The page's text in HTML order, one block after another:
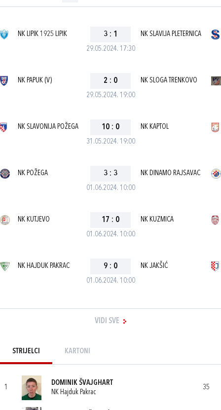
29.05.2024. 17:30
NK LIPIK 1925 LIPIK 3 : 1 NK SLAVIJA PLETERNICA
29.05.2024. 19:00
NK PAPUK (V) 2 : 0 NK SLOGA TRENKOVO
31.05.2024. 19:00
NK SLAVONIJA POŽEGA 10 : 0 NK KAPTOL
01.06.2024. 10:00
NK POŽEGA 3 : 3 NK DINAMO RAJSAVAC
01.06.2024. 10:00
NK KUTJEVO 17 : 0 NK KUZMICA
01.06.2024. 10:00
NK HAJDUK PAKRAC 9 : 0 NK JAKŠIĆ
VIDI SVE
STRIJELCI KARTONI
1
DOMINIK ŠVAJGHART
NK Hajduk Pakrac
35